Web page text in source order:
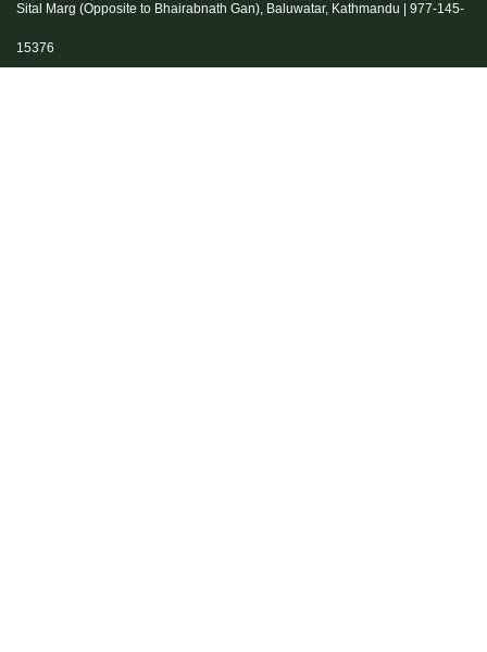
Sital Marg (Opposite to Bhairabnath Gan), Baluwatar, Kathmandu | 977-145-
15376